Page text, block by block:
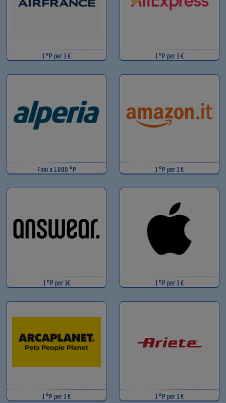
1 °P per 1 € 1 °P per 1 €
Fino a 1.000 °P 1 °P per 1 €
1 °P per 1€ 1 °P per 1 €
1 °P per 1 € 1 °P per 1 €